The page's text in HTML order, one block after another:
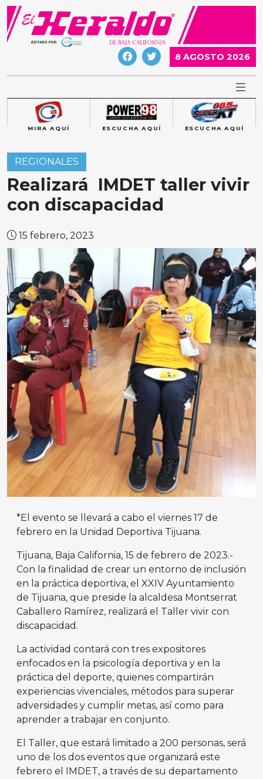
Skip
content
8 AGOSTO 2026
MIRA AQUÍ ESCUCHA AQUÍ ESCUCHA AQUÍ
REGIONALES
Realizará IMDET taller vivir
con discapacidad
15 febrero, 2023
*El evento se llevará a cabo el viernes 17 de
febrero en la Unidad Deportiva Tijuana.
Tijuana, Baja California, 15 de febrero de 2023.-
Con la finalidad de crear un entorno de inclusión
en la práctica deportiva, el XXIV Ayuntamiento
de Tijuana, que preside la alcaldesa Montserrat
Caballero Ramírez, realizará el Taller vivir con
discapacidad.
La actividad contará con tres expositores
enfocados en la psicología deportiva y en la
práctica del deporte, quienes compartirán
experiencias vivenciales, métodos para superar
adversidades y cumplir metas, así como para
aprender a trabajar en conjunto.
El Taller, que estará limitado a 200 personas, será
uno de los dos eventos que organizará este
febrero el IMDET, a través de su departamento